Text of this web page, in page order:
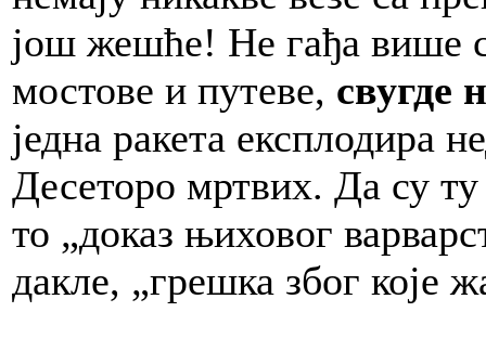
још жешће! Не гађа више
мостове и путеве, свугде
једна ракета експлодира
Десеторо мртвих. Да су
то „доказ њиховог
дакле, „грешка због које